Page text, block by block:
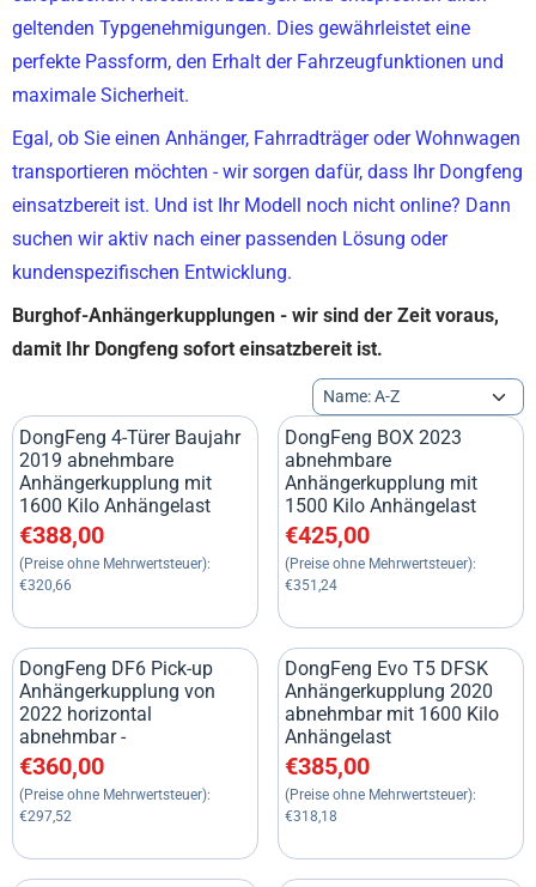
geltenden Typgenehmigungen. Dies gewährleistet eine
perfekte Passform, den Erhalt der Fahrzeugfunktionen und
maximale Sicherheit.
Egal, ob Sie einen Anhänger, Fahrradträger oder Wohnwagen
transportieren möchten - wir sorgen dafür, dass Ihr Dongfeng
einsatzbereit ist. Und ist Ihr Modell noch nicht online? Dann
suchen wir aktiv nach einer passenden Lösung oder
kundenspezifischen Entwicklung.
Burghof-Anhängerkupplungen - wir sind der Zeit voraus,
damit Ihr Dongfeng sofort einsatzbereit ist.
Sortiermethode
DongFeng 4-Türer Baujahr
2019 abnehmbare
Anhängerkupplung mit
1600 Kilo Anhängelast
Preis: 388,00, ohne MwSt.: 320,66
€388,00
(Preise ohne Mehrwertsteuer):
€320,66
DongFeng BOX 2023
abnehmbare
Anhängerkupplung mit
1500 Kilo Anhängelast
Preis: 425,00, ohne MwSt.:
€425,00
(Preise ohne Mehrwertsteuer):
€351,24
DongFeng DF6 Pick-up
Anhängerkupplung von
2022 horizontal
abnehmbar -
Preis: 360,00, ohne MwSt.: 297,52
€360,00
(Preise ohne Mehrwertsteuer):
€297,52
DongFeng Evo T5 DFSK
Anhängerkupplung 2020
abnehmbar mit 1600 Kilo
Anhängelast
Preis: 385,00, ohne MwSt.:
€385,00
(Preise ohne Mehrwertsteuer):
€318,18